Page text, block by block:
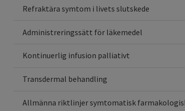
Refraktära symtom i livets slutskede
Administreringssätt för läkemedel
Kontinuerlig infusion palliativt
Transdermal behandling
Allmänna riktlinjer symtomatisk